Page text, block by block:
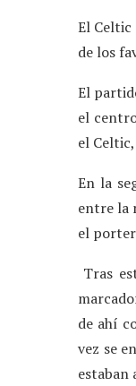
El
de los
El
el
el
En la
entre la
el
Tras
de ahí
vez se
estaban